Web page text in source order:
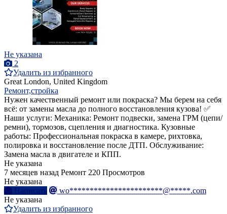
Не указана
2
Удалить из избранного
Great London, United Kingdom
Ремонт,стройка
Нужен качественный ремонт или покраска? Мы берем на себя
всё: от замены масла до полного восстановления кузова! ✅
Наши услуги: Механика: Ремонт подвески, замена ГРМ (цепи/
ремни), тормозов, сцепления и диагностика. Кузовные
работы: Профессиональная покраска в камере, рихтовка,
полировка и восстановление после ДТП. Обслуживание:
Замена масла в двигателе и КПП.
Не указана
7 месяцев назад Ремонт 220 Просмотров
Не указана
Написать
wo***********************@*****.com
Не указана
Удалить из избранного